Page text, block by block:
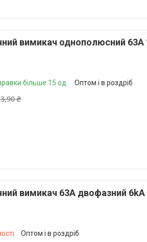
вимикач однополюсний 63А
більше 15 од. Оптом і в роздріб
₴
вимикач 63А двофазний 6kA
Оптом і в роздріб